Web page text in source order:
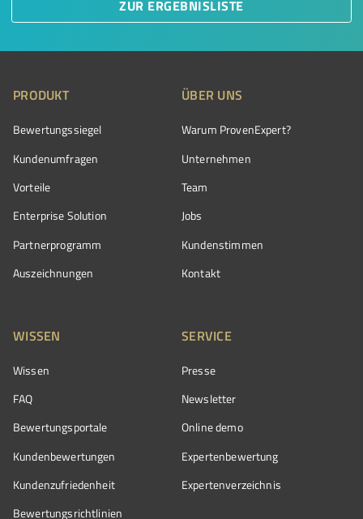
ZUR ERGEBNISLISTE
PRODUKT
Bewertungssiegel
Kundenumfragen
Vorteile
Enterprise Solution
Partnerprogramm
Auszeichnungen
ÜBER UNS
Warum ProvenExpert?
Unternehmen
Team
Jobs
Kundenstimmen
Kontakt
WISSEN
Wissen
FAQ
Bewertungsportale
Kundenbewertungen
Kundenzufriedenheit
Bewertungs­richtlinien
SERVICE
Presse
Newsletter
Online demo
Expertenbewertung
Expertenverzeichnis